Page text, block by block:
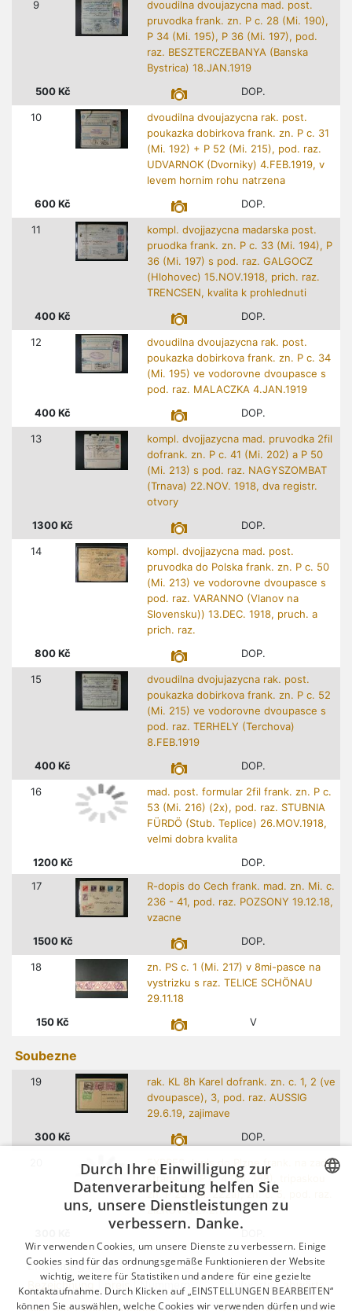
9
dvoudilna dvoujazycna mad. post.
pruvodka frank. zn. P c. 28 (Mi. 190),
P 34 (Mi. 195), P 36 (Mi. 197), pod.
raz. BESZTERCZEBANYA (Banska
Bystrica) 18.JAN.1919
500 Kč DOP.
10
dvoudilna dvoujazycna rak. post.
poukazka dobirkova frank. zn. P c. 31
(Mi. 192) + P 52 (Mi. 215), pod. raz.
UDVARNOK (Dvorniky) 4.FEB.1919, v
levem hornim rohu natrzena
600 Kč DOP.
11
kompl. dvojjazycna madarska post.
pruodka frank. zn. P c. 33 (Mi. 194), P
36 (Mi. 197) s pod. raz. GALGOCZ
(Hlohovec) 15.NOV.1918, prich. raz.
TRENCSEN, kvalita k prohlednuti
400 Kč DOP.
12
dvoudilna dvoujazycna rak. post.
poukazka dobirkova frank. zn. P c. 34
(Mi. 195) ve vodorovne dvoupasce s
pod. raz. MALACZKA 4.JAN.1919
400 Kč DOP.
13
kompl. dvojjazycna mad. pruvodka 2fil
dofrank. zn. P c. 41 (Mi. 202) a P 50
(Mi. 213) s pod. raz. NAGYSZOMBAT
(Trnava) 22.NOV. 1918, dva registr.
otvory
1300 Kč DOP.
14
kompl. dvojjazycna mad. post.
pruvodka do Polska frank. zn. P c. 50
(Mi. 213) ve vodorovne dvoupasce s
pod. raz. VARANNO (Vlanov na
Slovensku)) 13.DEC. 1918, pruch. a
prich. raz.
800 Kč DOP.
15
dvoudilna dvojujazycna rak. post.
poukazka dobirkova frank. zn. P c. 52
(Mi. 215) ve vodorovne dvoupasce s
pod. raz. TERHELY (Terchova)
8.FEB.1919
400 Kč DOP.
16
mad. post. formular 2fil frank. zn. P c.
53 (Mi. 216) (2x), pod. raz. STUBNIA
FÜRDÖ (Stub. Teplice) 26.MOV.1918,
velmi dobra kvalita
1200 Kč DOP.
17
R-dopis do Cech frank. mad. zn. Mi. c.
236 - 41, pod. raz. POZSONY 19.12.18,
vzacne
1500 Kč DOP.
18
zn. PS c. 1 (Mi. 217) v 8mi-pasce na
vystrizku s raz. TELICE SCHÖNAU
29.11.18
150 Kč V
Soubezne
19
rak. KL 8h Karel dofrank. zn. c. 1, 2 (ve
dvoupasce), 3, pod. raz. AUSSIG
29.6.19, zajimave
300 Kč DOP.
EXPRES dopis do Plzne frank. na zadni
strane zn. P c. 4 (Mi. 188), tripaskou
zn. P 23 (Mi. 222a), zn. c. 5, pod. raz.
ZIZKOV 3 27.2.19
Einteilung nach
Bezeichnung| preis| Nummern
Einteilungsart
aufwärts |abwärts
ENGLISH
Durch Ihre Einwilligung zur
Datenverarbeitung helfen Sie
uns, unsere Dienstleistungen zu
verbessern. Danke.
Wir verwenden Cookies, um unsere Dienste zu verbessern. Einige
Cookies sind für das ordnungsgemäße Funktionieren der Website
wichtig, weitere für Statistiken und andere für eine gezielte
Kontaktaufnahme. Durch Klicken auf „EINSTELLUNGEN BEARBEITEN“
können Sie auswählen, welche Cookies wir verwenden dürfen und wie